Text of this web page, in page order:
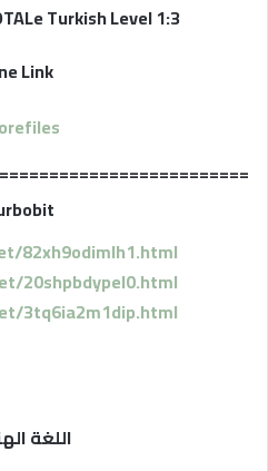
Turkish Level 1:3
Link
82xh9odimlh1.html
20shpbdypel0.html
3tq6ia2m1dip.html
اللغة